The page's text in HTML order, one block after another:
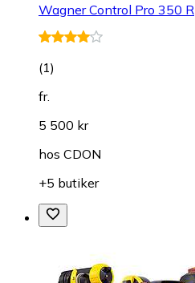
Wagner Control Pro 350 R
(1)
fr.
5 500 kr
hos CDON
+5 butiker